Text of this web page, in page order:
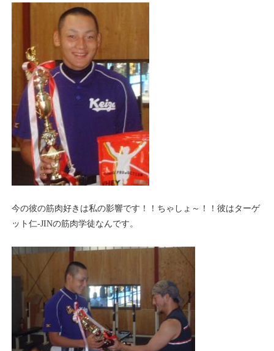
今の彼の筋肉好きは私の影響です！！ちゃしょ～！！彼はターゲ
ット仁-JINの筋肉学徒なんです。